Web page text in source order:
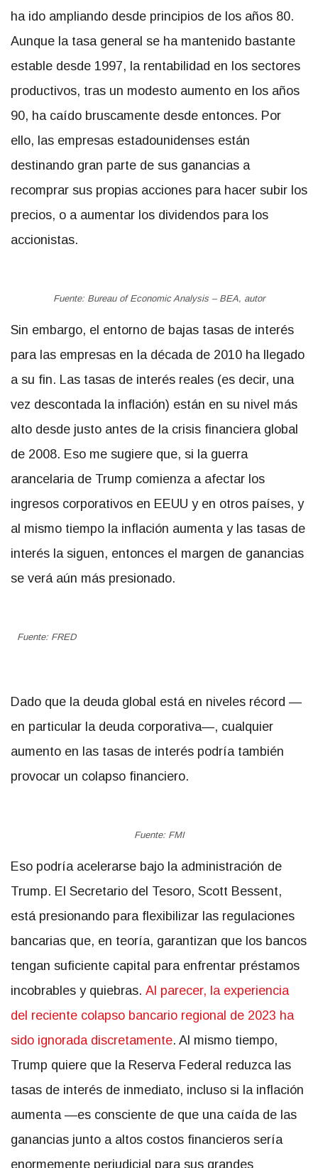
ha ido ampliando desde principios de los años 80.
Aunque la tasa general se ha mantenido bastante
estable desde 1997, la rentabilidad en los sectores
productivos, tras un modesto aumento en los años
90, ha caído bruscamente desde entonces. Por
ello, las empresas estadounidenses están
destinando gran parte de sus ganancias a
recomprar sus propias acciones para hacer subir los
precios, o a aumentar los dividendos para los
accionistas.
Fuente: Bureau of Economic Analysis – BEA, autor
Sin embargo, el entorno de bajas tasas de interés
para las empresas en la década de 2010 ha llegado
a su fin. Las tasas de interés reales (es decir, una
vez descontada la inflación) están en su nivel más
alto desde justo antes de la crisis financiera global
de 2008. Eso me sugiere que, si la guerra
arancelaria de Trump comienza a afectar los
ingresos corporativos en EEUU y en otros países, y
al mismo tiempo la inflación aumenta y las tasas de
interés la siguen, entonces el margen de ganancias
se verá aún más presionado.
Fuente: FRED
Dado que la deuda global está en niveles récord —
en particular la deuda corporativa—, cualquier
aumento en las tasas de interés podría también
provocar un colapso financiero.
Fuente: FMI
Eso podría acelerarse bajo la administración de
Trump. El Secretario del Tesoro, Scott Bessent,
está presionando para flexibilizar las regulaciones
bancarias que, en teoría, garantizan que los bancos
tengan suficiente capital para enfrentar préstamos
incobrables y quiebras. Al parecer, la experiencia
del reciente colapso bancario regional de 2023 ha
sido ignorada discretamente. Al mismo tiempo,
Trump quiere que la Reserva Federal reduzca las
tasas de interés de inmediato, incluso si la inflación
aumenta —es consciente de que una caída de las
ganancias junto a altos costos financieros sería
enormemente perjudicial para sus grandes